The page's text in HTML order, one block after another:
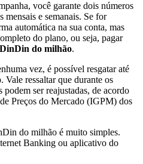
você garante dois números
mensais e semanais. Se for
automática na sua conta, mas
do plano, ou seja, pagar
do milhão.
vez, é possível resgatar até
ressaltar que durante os
podem ser reajustadas, de acordo
Preços do Mercado (IGPM) dos
do milhão é muito simples.
Banking ou aplicativo do